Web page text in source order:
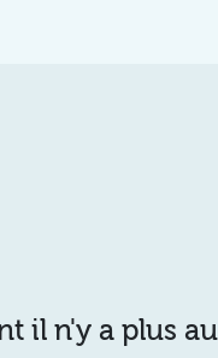
il n'y a plus